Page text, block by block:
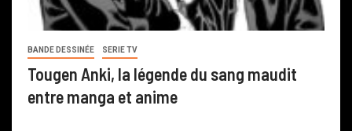
BANDE DESSINÉE SERIE TV
Tougen Anki, la légende du sang maudit
entre manga et anime